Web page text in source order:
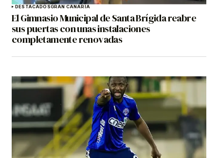
DESTACADOSGRAN CANARIA
El Gimnasio Municipal de Santa Brígida reabre
sus puertas con unas instalaciones
completamente renovadas